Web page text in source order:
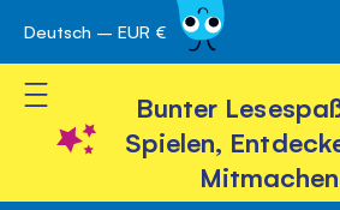
Skip
to
Content
Deutsch – EUR €
Toggle Nav
Bunter
Spielen,
Mitmachen